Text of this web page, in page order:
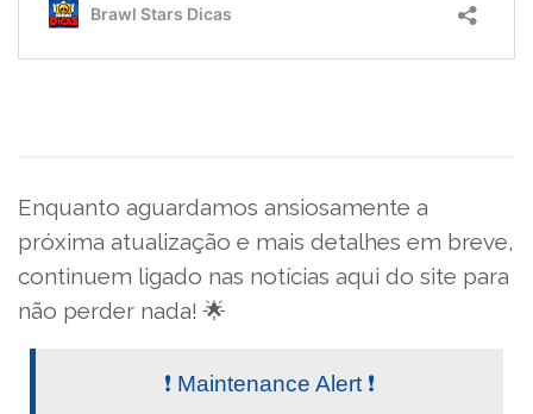
Enquanto aguardamos ansiosamente a
próxima atualização e mais detalhes em breve,
continuem ligado nas notícias aqui do site para
não perder nada! 🌟
❗️ Maintenance Alert ❗️